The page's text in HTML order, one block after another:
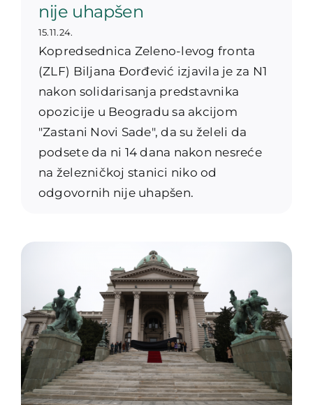
nije uhapšen
15.11.24.
Kopredsednica Zeleno-levog fronta
(ZLF) Biljana Đorđević izjavila je za N1
nakon solidarisanja predstavnika
opozicije u Beogradu sa akcijom
"Zastani Novi Sade", da su želeli da
podsete da ni 14 dana nakon nesreće
na železničkoj stanici niko od
odgovornih nije uhapšen.